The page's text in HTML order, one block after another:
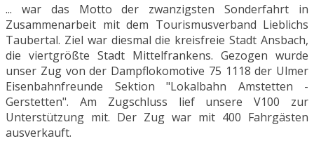
... war das Motto der zwanzigsten Sonderfahrt in
Zusammenarbeit mit dem Tourismusverband Lieblichs
Taubertal. Ziel war diesmal die kreisfreie Stadt Ansbach,
die viertgrößte Stadt Mittelfrankens. Gezogen wurde
unser Zug von der Dampflokomotive 75 1118 der Ulmer
Eisenbahnfreunde Sektion "Lokalbahn Amstetten -
Gerstetten". Am Zugschluss lief unsere V100 zur
Unterstützung mit. Der Zug war mit 400 Fahrgästen
ausverkauft.